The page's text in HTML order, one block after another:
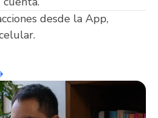
desde la App,